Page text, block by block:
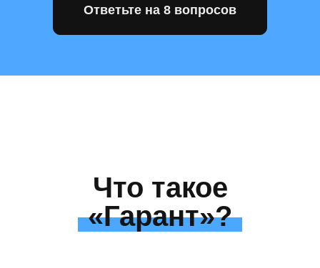
Ответьте на 8 вопросов
Что такое
«Гарант»?